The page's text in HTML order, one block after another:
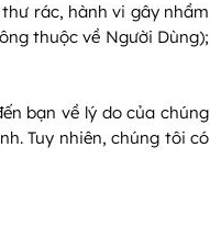
rác, hành vi gây nhầm
thuộc về Người Dùng);
bạn về lý do của chúng
Tuy nhiên, chúng tôi có